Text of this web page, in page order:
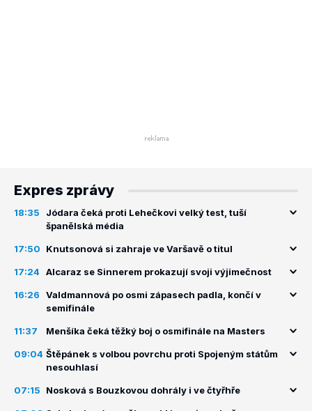
Expres zprávy
18:35
Jódara čeká proti Lehečkovi velký test, tuší
španělská média
17:50 Knutsonová si zahraje ve Varšavě o titul
17:24 Alcaraz se Sinnerem prokazují svoji výjimečnost
16:26
Valdmannová po osmi zápasech padla, končí v
semifinále
11:37 Menšíka čeká těžký boj o osmifinále na Masters
09:04 Štěpánek s volbou povrchu proti Spojeným státům
nesouhlasí
07:15 Nosková s Bouzkovou dohrály i ve čtyřhře